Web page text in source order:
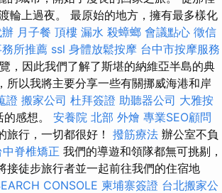
輪上過夜。 最原始的地方，擁有最多樣化
月子餐 頂樓 漏水 殺蟑螂 會議點心 徵信
所推薦 ssl 身體放鬆按摩 台中市按摩服務
，因此我們了解了斯堪的納維亞半島的典
以我將主要分享一些有關挪威海港和岸
證 搬家公司 杜拜簽證 助聽器公司 大雅按
感想。 安養院 北部 外燴 專業SEO顧問
旅行，一切都很好！ 撥筋療法 辦公室不負
中脊椎矯正 我們的導遊和領隊都無可挑剔，
徒步旅行者並一起前往我們的住宿地
CONSOLE 柬埔寨簽證 台北搬家公